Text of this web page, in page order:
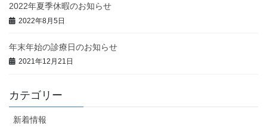
2022年夏季休暇のお知らせ
2022年8月5日
年末年始の診療日のお知らせ
2021年12月21日
カテゴリー
新着情報